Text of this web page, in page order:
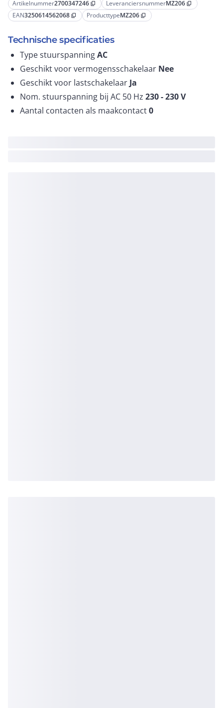
Artikelnummer2700347246 content_copy LeveranciersnummerMZ206 content_copy
EAN3250614562068 content_copy ProducttypeMZ206 content_copy
Technische specificaties
Type stuurspanningAC
Geschikt voor vermogensschakelaar Nee
Geschikt voor lastschakelaar Ja
Nom. stuurspanning bij AC 50 Hz 230 - 230V
Aantal contacten als maakcontact0